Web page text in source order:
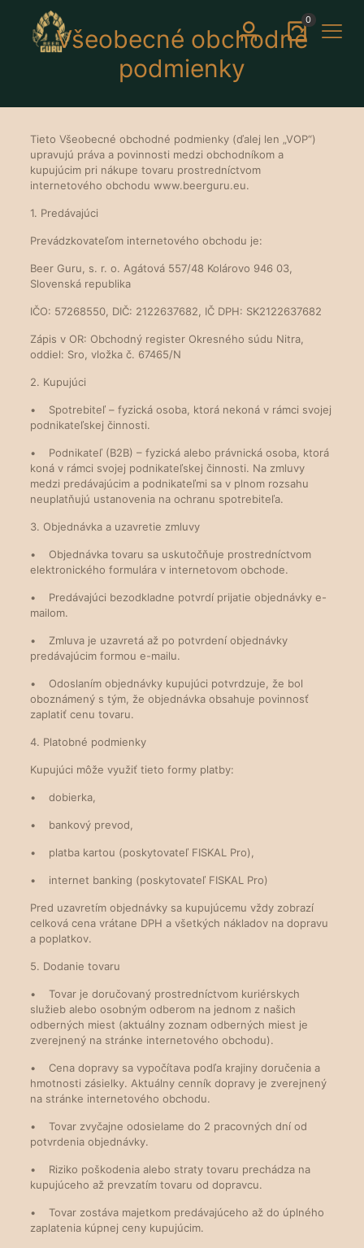
0
Všeobecné obchodné
podmienky
Tieto Všeobecné obchodné podmienky (ďalej len „VOP“)
upravujú práva a povinnosti medzi obchodníkom a
kupujúcim pri nákupe tovaru prostredníctvom
internetového obchodu www.beerguru.eu.
1. Predávajúci
Prevádzkovateľom internetového obchodu je:
Beer Guru, s. r. o. Agátová 557/48 Kolárovo 946 03,
Slovenská republika
IČO: 57268550, DIČ: 2122637682, IČ DPH: SK2122637682
Zápis v OR: Obchodný register Okresného súdu Nitra,
oddiel: Sro, vložka č. 67465/N
2. Kupujúci
• Spotrebiteľ – fyzická osoba, ktorá nekoná v rámci svojej
podnikateľskej činnosti.
• Podnikateľ (B2B) – fyzická alebo právnická osoba, ktorá
koná v rámci svojej podnikateľskej činnosti. Na zmluvy
medzi predávajúcim a podnikateľmi sa v plnom rozsahu
neuplatňujú ustanovenia na ochranu spotrebiteľa.
3. Objednávka a uzavretie zmluvy
• Objednávka tovaru sa uskutočňuje prostredníctvom
elektronického formulára v internetovom obchode.
• Predávajúci bezodkladne potvrdí prijatie objednávky e-
mailom.
• Zmluva je uzavretá až po potvrdení objednávky
predávajúcim formou e-mailu.
• Odoslaním objednávky kupujúci potvrdzuje, že bol
oboznámený s tým, že objednávka obsahuje povinnosť
zaplatiť cenu tovaru.
4. Platobné podmienky
Kupujúci môže využiť tieto formy platby:
• dobierka,
• bankový prevod,
• platba kartou (poskytovateľ FISKAL Pro),
• internet banking (poskytovateľ FISKAL Pro)
Pred uzavretím objednávky sa kupujúcemu vždy zobrazí
celková cena vrátane DPH a všetkých nákladov na dopravu
a poplatkov.
5. Dodanie tovaru
• Tovar je doručovaný prostredníctvom kuriérskych
služieb alebo osobným odberom na jednom z našich
odberných miest (aktuálny zoznam odberných miest je
zverejnený na stránke internetového obchodu).
• Cena dopravy sa vypočítava podľa krajiny doručenia a
hmotnosti zásielky. Aktuálny cenník dopravy je zverejnený
na stránke internetového obchodu.
• Tovar zvyčajne odosielame do 2 pracovných dní od
potvrdenia objednávky.
• Riziko poškodenia alebo straty tovaru prechádza na
kupujúceho až prevzatím tovaru od dopravcu.
• Tovar zostáva majetkom predávajúceho až do úplného
zaplatenia kúpnej ceny kupujúcim.